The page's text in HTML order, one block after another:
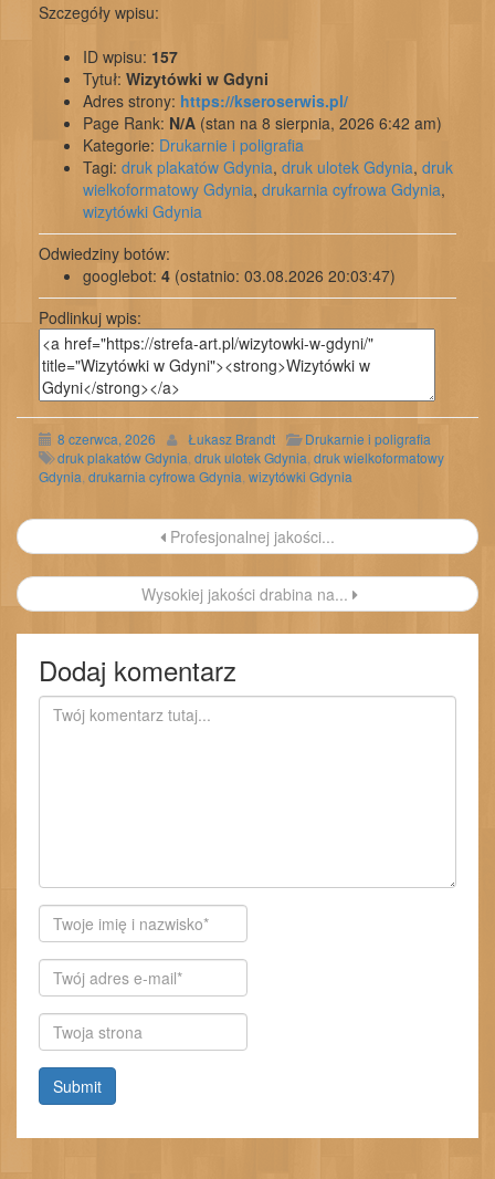
Szczegóły wpisu:
ID wpisu: 157
Tytuł: Wizytówki w Gdyni
Adres strony: https://kseroserwis.pl/
Page Rank: N/A (stan na 8 sierpnia, 2026 6:42 am)
Kategorie: Drukarnie i poligrafia
Tagi: druk plakatów Gdynia, druk ulotek Gdynia, druk
wielkoformatowy Gdynia, drukarnia cyfrowa Gdynia,
wizytówki Gdynia
Odwiedziny botów:
googlebot: 4 (ostatnio: 03.08.2026 20:03:47)
Podlinkuj wpis:
8 czerwca, 2026 Łukasz Brandt
Drukarnie i poligrafia
druk plakatów Gdynia druk ulotek Gdynia druk wielkoformatowy
Gdynia drukarnia cyfrowa Gdynia wizytówki Gdynia
Nawigacja
wpisu
Profesjonalnej jakości...
Wysokiej jakości drabina na...
Dodaj komentarz
Autor
E-
mail
Witryna
internetowa